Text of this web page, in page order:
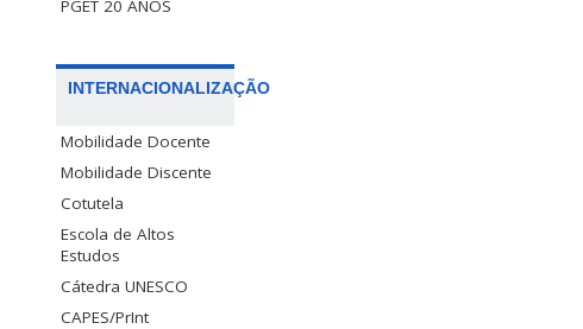
PGET 20 ANOS
INTERNACIONALIZAÇÃO
Mobilidade Docente
Mobilidade Discente
Cotutela
Escola de Altos
Estudos
Cátedra UNESCO
CAPES/PrInt